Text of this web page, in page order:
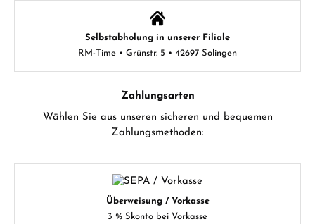
Selbstabholung in unserer Filiale
RM-Time • Grünstr. 5 • 42697 Solingen
Zahlungsarten
Wählen Sie aus unseren sicheren und bequemen
Zahlungsmethoden:
Überweisung / Vorkasse
3 % Skonto bei Vorkasse